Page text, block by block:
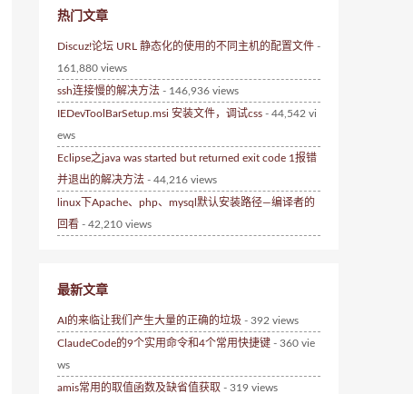
热门文章
Discuz!论坛 URL 静态化的使用的不同主机的配置文件 -
161,880 views
ssh连接慢的解决方法 - 146,936 views
IEDevToolBarSetup.msi 安装文件，调试css - 44,542 vi
ews
Eclipse之java was started but returned exit code 1报错
并退出的解决方法 - 44,216 views
linux下Apache、php、mysql默认安装路径—编译者的
回看 - 42,210 views
最新文章
AI的来临让我们产生大量的正确的垃圾 - 392 views
ClaudeCode的9个实用命令和4个常用快捷键 - 360 vie
ws
amis常用的取值函数及缺省值获取 - 319 views